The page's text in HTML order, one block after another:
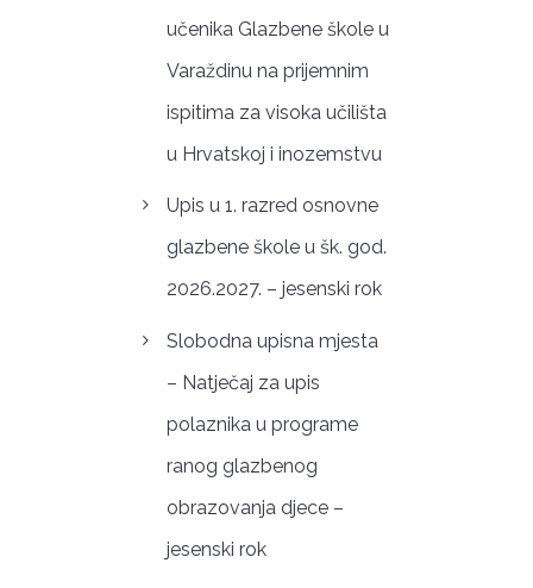
učenika Glazbene škole u
Varaždinu na prijemnim
ispitima za visoka učilišta
u Hrvatskoj i inozemstvu
Upis u 1. razred osnovne
glazbene škole u šk. god.
2026.2027. – jesenski rok
Slobodna upisna mjesta
– Natječaj za upis
polaznika u programe
ranog glazbenog
obrazovanja djece –
jesenski rok